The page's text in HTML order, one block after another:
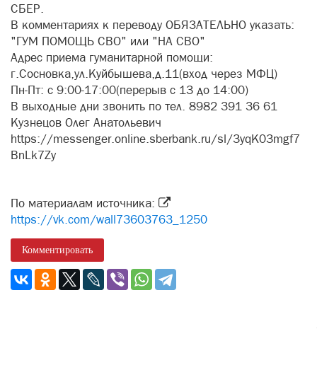
СБЕР.
В комментариях к переводу ОБЯЗАТЕЛЬНО указать:
"ГУМ ПОМОЩЬ СВО" или "НА СВО"
Адрес приема гуманитарной помощи:
г.Сосновка,ул.Куйбышева,д.11(вход через МФЦ)
Пн-Пт: с 9:00-17:00(перерыв с 13 до 14:00)
В выходные дни звонить по тел. 8982 391 36 61
Кузнецов Олег Анатольевич
https://messenger.online.sberbank.ru/sl/3yqK03mgf7
BnLk7Zy
По материалам источника:
https://vk.com/wall73603763_1250
Комментировать